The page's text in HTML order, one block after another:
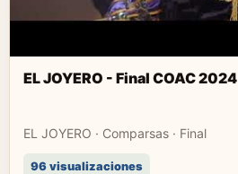
EL JOYERO - Final COAC 2024
EL JOYERO · Comparsas · Final
96 visualizaciones